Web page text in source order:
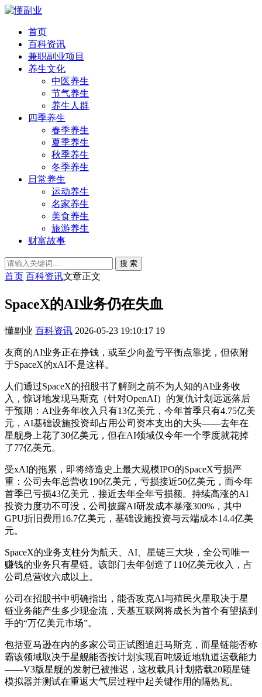
首页
百科资讯
兼职副业项目
养生文化
中医养生
节气养生
养生人群
四季养生
春季养生
夏季养生
秋季养生
冬季养生
日常养生
运动养生
名家养生
美食养生
旅游养生
财富故事
搜 索
首页 百科资讯文章正文
SpaceX的AI业务仍在失血
懂副业 百科资讯 2026-05-23 19:10:17 19
友商的AI业务正在挣钱，或至少向盈亏平衡点靠拢，但依附
于SpaceX的xAI不是这样。
人们通过SpaceX的招股书了解到之前不为人知的AI业务收
入，惊讶地发现马斯克（针对OpenAI）的复仇计划远远落后
于预期：AI业务年收入只有13亿美元，今年首季只有4.75亿美
元，AI基础设施投资却占用公司资本支出的大头——去年在
星舰身上花了30亿美元，但在AI领域仅今年一个季度就花掉
了77亿美元。
受xAI的拖累，即将缔造史上最大规模IPO的SpaceX亏损严
重：公司去年总营收190亿美元，亏损接近50亿美元，而今年
首季已亏损43亿美元，接近去年全年亏损额。持续高涨的AI
投资力度功不可没，公司披露AI研发成本暴涨300%，其中
GPU折旧费用16.7亿美元，基础设施投资与云端成本14.4亿美
元。
SpaceX的业务支柱分为航天、AI、星链三大块，全公司唯一
赚钱的业务只有星链。该部门去年创造了110亿美元收入，占
公司总营收六成以上。
公司在招股书中明确指出，能否攻克AI与殖民火星取决于星
链业务能产生多少现金流，天基互联网将成长为首个有望搞到
手的“万亿美元市场”。
包括亚马逊在内的多家公司正试图追赶马斯克，而星链能否称
霸该领域取决于星舰能否按计划实现百吨级近地轨道运载能力
——V3版星舰的发射已被推迟，这枚载具计划搭载20颗星链
模拟器并测试在重返大气层过程中起关键作用的隔热瓦。